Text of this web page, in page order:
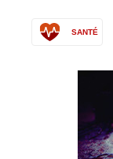
SANTÉ